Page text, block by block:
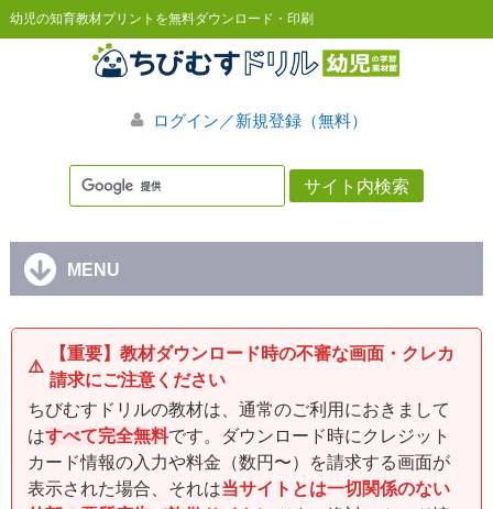
幼児の知育教材プリントを無料ダウンロード・印刷
ログイン／新規登録（無料）
MENU
⚠️
【重要】教材ダウンロード時の不審な画面・クレカ
請求にご注意ください
ちびむすドリルの教材は、通常のご利用におきまして
はすべて完全無料です。ダウンロード時にクレジット
カード情報の入力や料金（数円〜）を請求する画面が
表示された場合、それは当サイトとは一切関係のない